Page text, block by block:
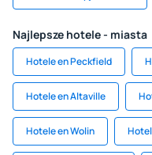
Najlepsze hotele - miasta
Hotele en Peckfield
Hotele en Altaville
Hotele en Wolin